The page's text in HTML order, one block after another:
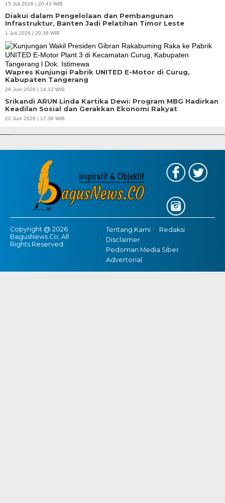
15 Juli 2026 | 20:43 WIB
Diakui dalam Pengelolaan dan Pembangunan
Infrastruktur, Banten Jadi Pelatihan Timor Leste
1 Juli 2026 | 20:38 WIB
Wapres Kunjungi Pabrik UNITED E-Motor di Curug,
Kabupaten Tangerang
28 Juni 2026 | 14:12 WIB
Srikandi ARUN Linda Kartika Dewi: Program MBG Hadirkan
Keadilan Sosial dan Gerakkan Ekonomi Rakyat
22 Juni 2026 | 17:38 WIB
APBD Tahun 2025 Anggarkan Rp200 Miliar | Program Makan Bergizi
Copyright @ 2026
BagusNews.Co, All
Rights Reserved
Tentang Kami
Redaksi
Disclaimer
Pedoman Media Siber
Advertorial